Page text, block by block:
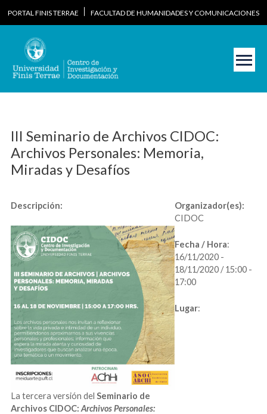
to
PORTAL FINIS TERRAE FACULTAD DE HUMANIDADES Y COMUNICACIONES
Main Menu
III Seminario de Archivos CIDOC:
Archivos Personales: Memoria,
Miradas y Desafíos
Descripción:
La tercera versión del Seminario de
Archivos CIDOC: Archivos Personales:
Organizador(es):
CIDOC
Fecha / Hora:
16/11/2020 -
18/11/2020 / 15:00 -
17:00
Lugar: